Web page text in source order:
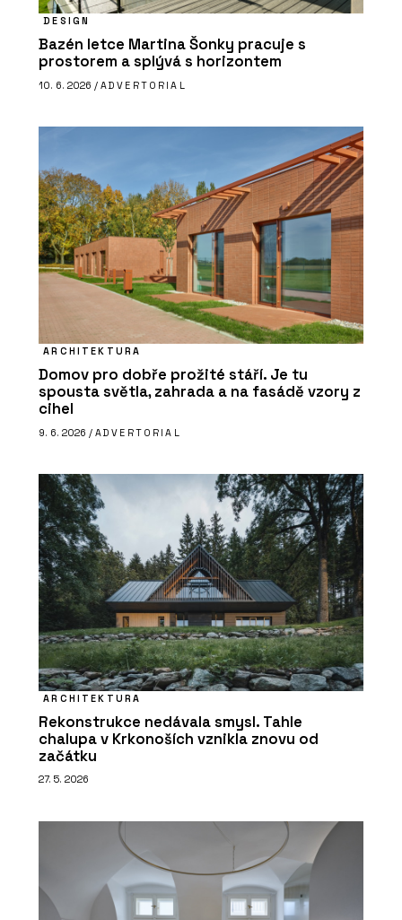
DESIGN
Bazén letce Martina Šonky pracuje s
prostorem a splývá s horizontem
10. 6. 2026 / ADVERTORIAL
ARCHITEKTURA
Domov pro dobře prožité stáří. Je tu
spousta světla, zahrada a na fasádě vzory z
cihel
9. 6. 2026 / ADVERTORIAL
ARCHITEKTURA
Rekonstrukce nedávala smysl. Tahle
chalupa v Krkonoších vznikla znovu od
začátku
27. 5. 2026